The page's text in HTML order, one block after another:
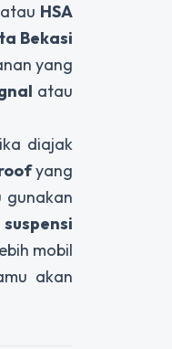
atau HSA
Bekasi
yang
atau
diajak
yang
gunakan
suspensi
mobil
akan